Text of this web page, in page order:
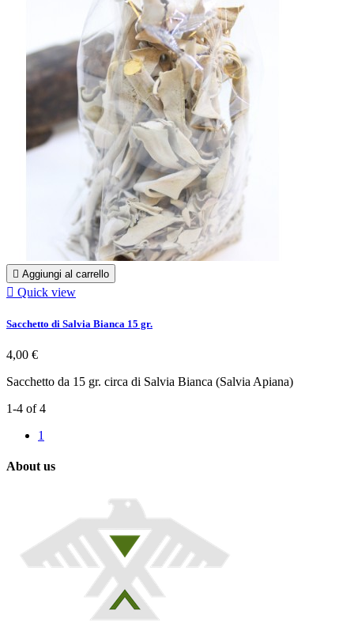
 Aggiungi al carrello
 Quick view
Sacchetto di Salvia Bianca 15 gr.
4,00 €
Sacchetto da 15 gr. circa di Salvia Bianca (Salvia Apiana)
1-4 of 4
1
About us